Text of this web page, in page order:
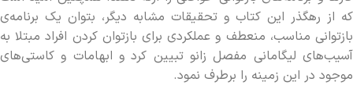
که از رهگذر این کتاب و تحقیقات مشابه دیگر، بتوان یک برنامه­‌ی
بازتوانی مناسب، منعطف و عملکردی برای بازتوان کردن افراد مبتلا به
آسیب­‌های لیگامانی مفصل زانو تبیین کرد و ابهامات و کاستی­‌های
موجود در این زمینه را برطرف نمود.